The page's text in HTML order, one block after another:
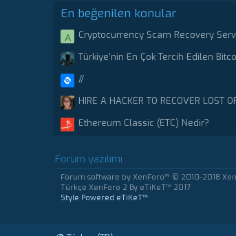
En beğenilen konular
A
Cryptocurrency Scam Recovery
Türkiye'nin En Çok Tercih Edilen
//
HIRE A HACKER TO RECOVER LOST
Ethereum Classic (ETC) Nedir?
Forum yazılımı
Forum software by XenForo™ © 2010-2018
Türkçe XenForo 2 By eTiKeT™ 2017
Style Powered eTiKeT™